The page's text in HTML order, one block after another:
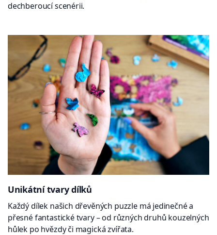
dechberoucí scenérii.
Unikátní tvary dílků
Každý dílek našich dřevěných puzzle má jedinečné a
přesné fantastické tvary – od různých druhů kouzelných
hůlek po hvězdy či magická zvířata.